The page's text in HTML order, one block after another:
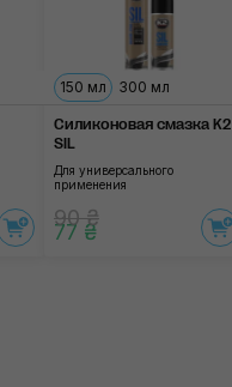
150 мл 300 мл
Силиконовая смазка K2
SIL
Для универсального
применения
90 ₴
77 ₴